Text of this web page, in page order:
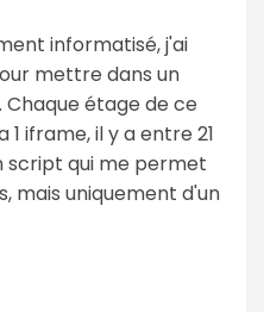
informatisé, j'ai
mettre dans un
étage de ce
iframe, il y a entre 21
script qui me permet
mais uniquement d'un